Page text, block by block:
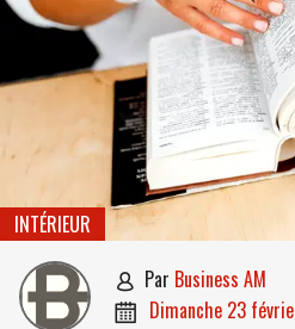
INTÉRIEUR
 par Business AM
 dimanche 23